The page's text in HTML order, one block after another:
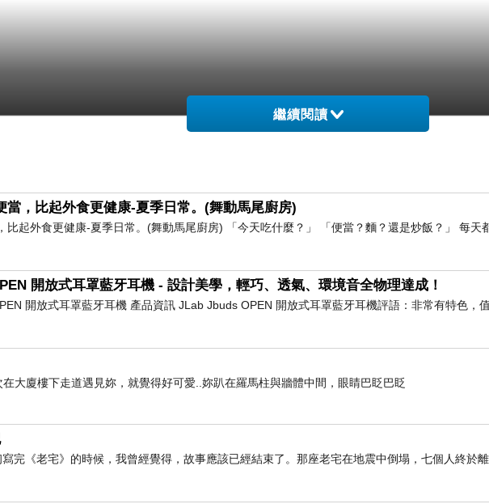
繼續閱讀
當，比起外食更健康-夏季日常。(舞動馬尾廚房)
比起外食更健康-夏季日常。(舞動馬尾廚房) 「今天吃什麼？」 「便當？麵？還是炒飯？」 每天
開放式耳罩藍牙耳機 - 設計美學，輕巧、透氣、環境音全物理達成！
開放式耳罩藍牙耳機 產品資訊 JLab Jbuds OPEN 開放式耳罩藍牙耳機評語：非常有特色，
大廈樓下走道遇見妳，就覺得好可愛..妳趴在羅馬柱與牆體中間，眼睛巴眨巴眨
寫完《老宅》的時候，我曾經覺得，故事應該已經結束了。那座老宅在地震中倒塌，七個人終於